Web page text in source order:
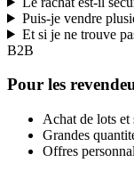
Puis-je vendre
Et si je ne trouve
B2B
Pour les
Achat de lots et
Grandes
Offres